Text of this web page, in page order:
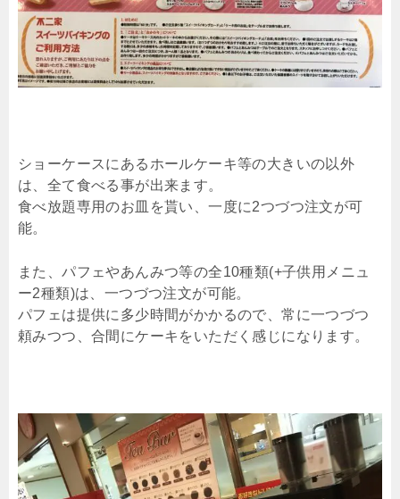
ショーケースにあるホールケーキ等の大きいの以外
は、全て食べる事が出来ます。
食べ放題専用のお皿を貰い、一度に2つづつ注文が可
能。
また、パフェやあんみつ等の全10種類(+子供用メニュ
ー2種類)は、一つづつ注文が可能。
パフェは提供に多少時間がかかるので、常に一つづつ
頼みつつ、合間にケーキをいただく感じになります。